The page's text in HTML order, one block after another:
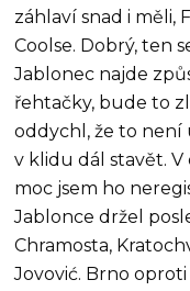
záhlaví snad i měli,
Coolse. Dobrý, ten
Jablonec najde
řehtačky, bude to
oddychl, že to
v klidu dál stavět.
moc jsem ho
Jablonce držel
Chramosta,
Jovović. Brno